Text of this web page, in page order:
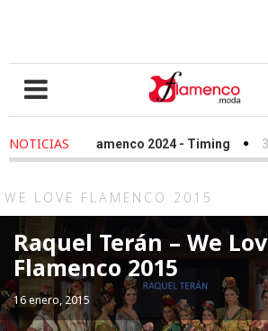
NOTICIAS
Love Flamenco 2024 - Timing 3 years
WE LOVE FLAMENCO 2015
Raquel Terán – We
Flamenco 2015
16 enero, 2015